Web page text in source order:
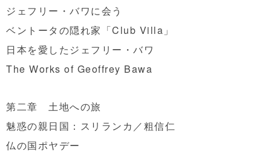
ジェフリー・バワに会う
ベントータの隠れ家「Club Villa」
日本を愛したジェフリー・バワ
The Works of Geoffrey Bawa
第二章 土地への旅
魅惑の親日国：スリランカ／粗信仁
仏の国ポヤデー